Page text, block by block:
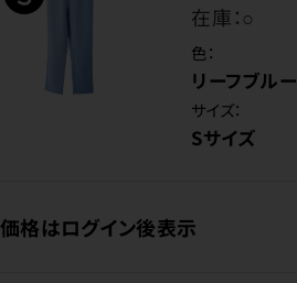
在庫：○
色：
リーフブルー
サイズ：
Sサイズ
価格はログイン後表示